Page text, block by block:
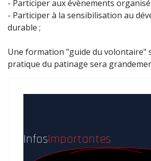
- Participer aux évènements
- Participer à la sensibilisation au
durable ;
Une formation "guide du volontaire"
pratique du patinage sera
InfosImportantes